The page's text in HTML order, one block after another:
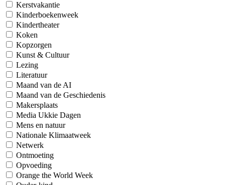
Kerstvakantie
Kinderboekenweek
Kindertheater
Koken
Kopzorgen
Kunst & Cultuur
Lezing
Literatuur
Maand van de AI
Maand van de Geschiedenis
Makersplaats
Media Ukkie Dagen
Mens en natuur
Nationale Klimaatweek
Netwerk
Ontmoeting
Opvoeding
Orange the World Week